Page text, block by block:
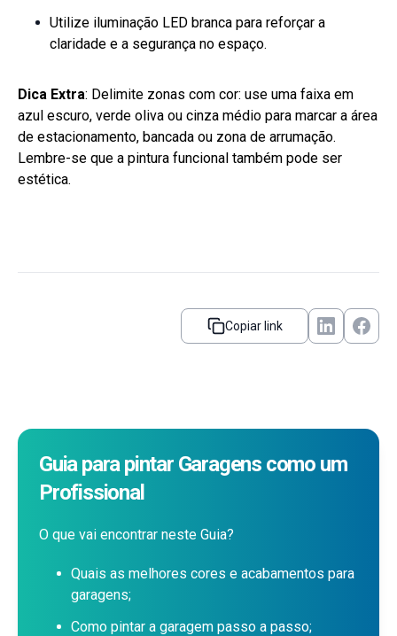
Utilize iluminação LED branca para reforçar a
claridade e a segurança no espaço.
Dica Extra: Delimite zonas com cor: use uma faixa em
azul escuro, verde oliva ou cinza médio para marcar a área
de estacionamento, bancada ou zona de arrumação.
Lembre-se que a pintura funcional também pode ser
estética.
Copiar link
Guia para pintar Garagens como um
Profissional
O que vai encontrar neste Guia?
Quais as melhores cores e acabamentos para
garagens;
Como pintar a garagem passo a passo;